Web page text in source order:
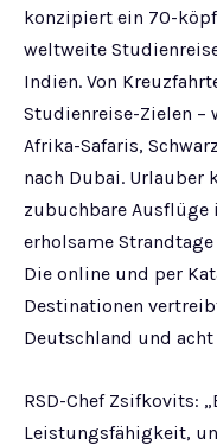
konzipiert ein 70-
weltweite
Indien. Von
Studienreise-Zielen –
Afrika-Safaris,
nach Dubai. Urlauber
zubuchbare
erholsame
Die online und per
Destinationen
Deutschland und
RSD-Chef Zsifkovits:
Leistungsfähigkeit,